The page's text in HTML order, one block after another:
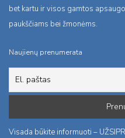
bet kartu ir visos gamtos
paukščiams bei žmonėms.
Naujienų prenumerata
Visada būkite informuoti –